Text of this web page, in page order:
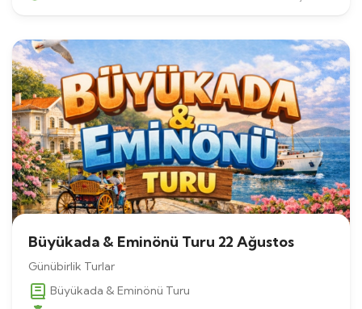
Büyükada & Eminönü Turu 22 Ağustos
Günübirlik Turlar
Büyükada & Eminönü Turu